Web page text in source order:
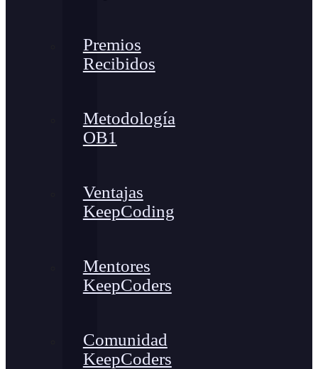
Premios
Recibidos
Metodología
OB1
Ventajas
KeepCoding
Mentores
KeepCoders
Comunidad
KeepCoders